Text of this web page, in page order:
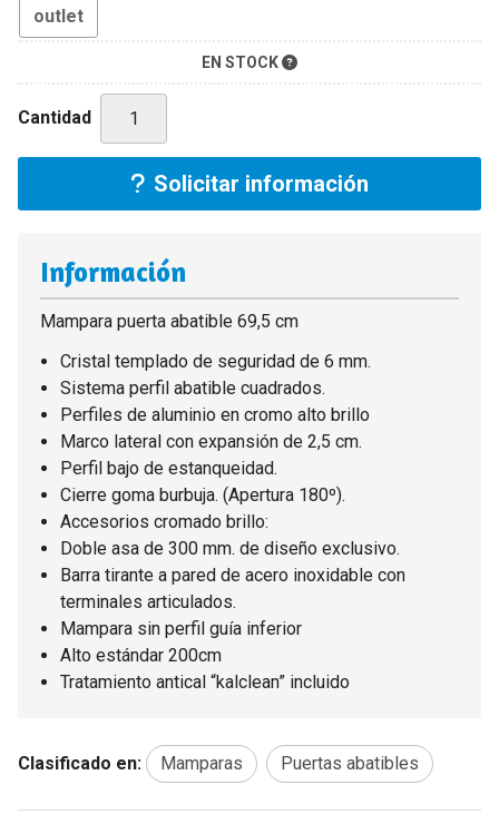
outlet
EN STOCK
Cantidad
Solicitar información
Información
Mampara puerta abatible 69,5 cm
Cristal templado de seguridad de 6 mm.
Sistema perfil abatible cuadrados.
Perfiles de aluminio en cromo alto brillo
Marco lateral con expansión de 2,5 cm.
Perfil bajo de estanqueidad.
Cierre goma burbuja. (Apertura 180º).
Accesorios cromado brillo:
Doble asa de 300 mm. de diseño exclusivo.
Barra tirante a pared de acero inoxidable con
terminales articulados.
Mampara sin perfil guía inferior
Alto estándar 200cm
Tratamiento antical “kalclean” incluido
Clasificado en: Mamparas Puertas abatibles